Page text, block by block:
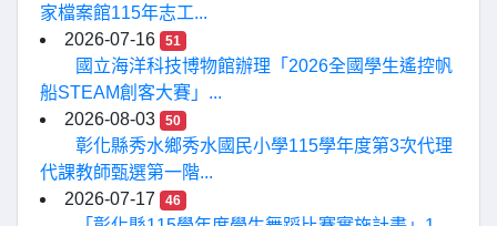
家檔案館115年志工...
2026-07-16
51
國立海洋科技博物館辦理「2026全國學生遙控帆
船STEAM創客大賽」...
2026-08-03
50
彰化縣秀水鄉秀水國民小學115學年度第3次代理
代課教師甄選第一階...
2026-07-17
46